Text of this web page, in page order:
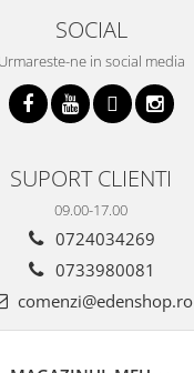
SOCIAL
Urmareste-ne in social media
SUPORT CLIENTI
09.00-17.00
0724034269
0733980081
comenzi@edenshop.ro